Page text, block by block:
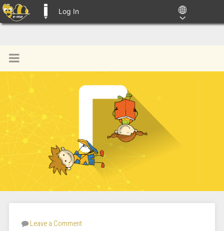
Log In
Leave a Comment